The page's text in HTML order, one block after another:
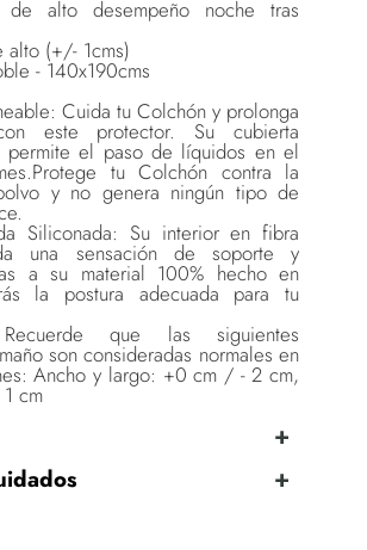
de alto desempeño noche tras
alto (+/- 1cms)
- 140x190cms
Cuida tu Colchón y prolonga
este protector. Su cubierta
permite el paso de líquidos en el
tu Colchón contra la
y no genera ningún tipo de
Siliconada: Su interior en fibra
una sensación de soporte y
a su material 100% hecho en
la postura adecuada para tu
Recuerde que las siguientes
son consideradas normales en
Ancho y largo: +0 cm / - 2 cm,
cm